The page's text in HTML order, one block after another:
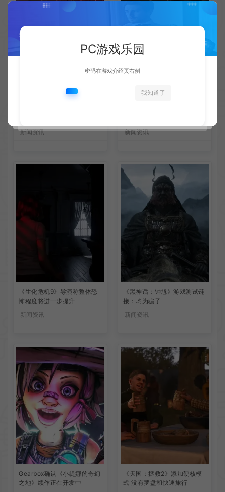
新闻资讯
新闻资讯
《生化危机9》导演称整体恐
怖程度将进一步提升
新闻资讯
《黑神话：钟馗》游戏测试链
接：均为骗子
新闻资讯
Gearbox确认《小缇娜的奇幻
之地》续作正在开发中
《天国：拯救2》添加硬核模
式 没有罗盘和快速旅行
PC游戏乐园
密码在游戏介绍页右侧
我知道了